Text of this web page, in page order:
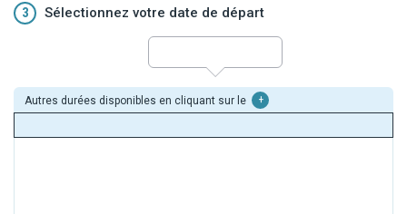
3 Sélectionnez votre date de départ
Autres durées disponibles en cliquant sur le +